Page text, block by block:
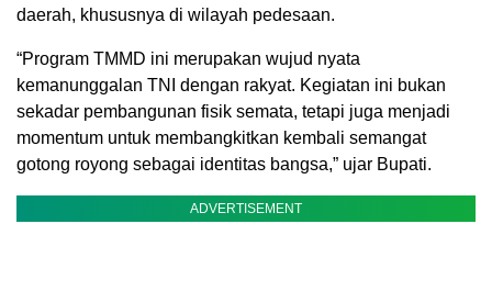
daerah, khususnya di wilayah pedesaan.
“Program TMMD ini merupakan wujud nyata
kemanunggalan TNI dengan rakyat. Kegiatan ini bukan
sekadar pembangunan fisik semata, tetapi juga menjadi
momentum untuk membangkitkan kembali semangat
gotong royong sebagai identitas bangsa,” ujar Bupati.
ADVERTISEMENT